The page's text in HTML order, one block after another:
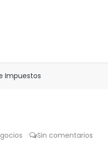
Impuestos
Sin comentarios